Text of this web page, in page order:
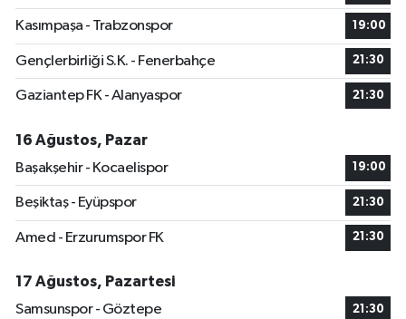
Kasımpaşa - Trabzonspor 19:00
Gençlerbirliği S.K. - Fenerbahçe 21:30
Gaziantep FK - Alanyaspor 21:30
16 Ağustos, Pazar
Başakşehir - Kocaelispor
19:00
Beşiktaş - Eyüpspor 21:30
Amed - Erzurumspor FK 21:30
17 Ağustos, Pazartesi
Samsunspor - Göztepe
21:30